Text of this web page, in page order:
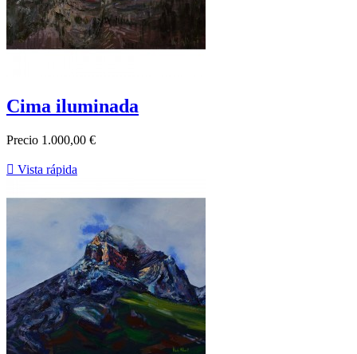
Cima iluminada
Precio 1.000,00 €
 Vista rápida